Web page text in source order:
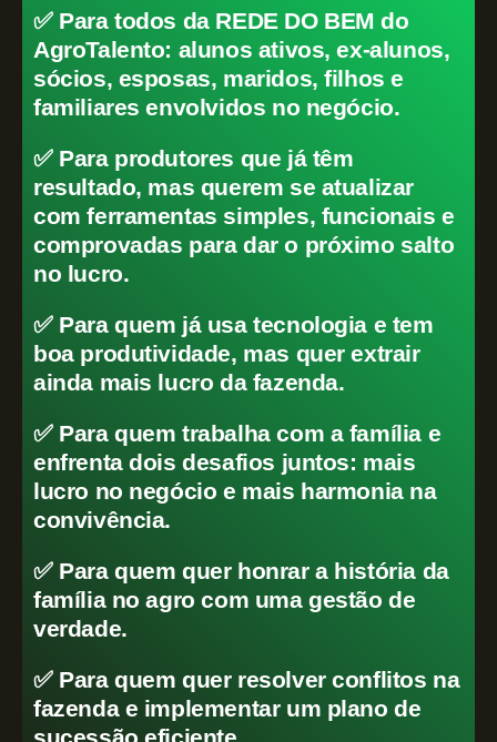
✅ Para todos da REDE DO BEM do
AgroTalento: alunos ativos, ex-alunos,
sócios, esposas, maridos, filhos e
familiares envolvidos no negócio.
✅ Para produtores que já têm
resultado, mas querem se atualizar
com ferramentas simples, funcionais e
comprovadas para dar o próximo salto
no lucro.
✅ Para quem já usa tecnologia e tem
boa produtividade, mas quer extrair
ainda mais lucro da fazenda.
✅ Para quem trabalha com a família e
enfrenta dois desafios juntos: mais
lucro no negócio e mais harmonia na
convivência.
✅ Para quem quer honrar a história da
família no agro com uma gestão de
verdade.
✅ Para quem quer resolver conflitos na
fazenda e implementar um plano de